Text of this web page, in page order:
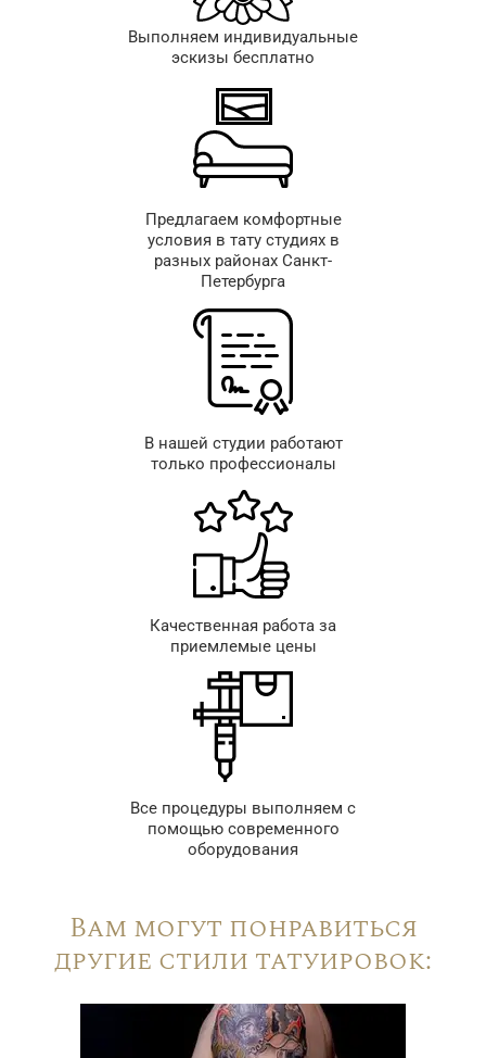
Выполняем индивидуальные
эскизы бесплатно
Предлагаем комфортные
условия в тату студиях в
разных районах Санкт-
Петербурга
В нашей студии работают
только профессионалы
Качественная работа за
приемлемые цены
Все процедуры выполняем с
помощью современного
оборудования
Вам могут понравиться
другие стили татуировок: